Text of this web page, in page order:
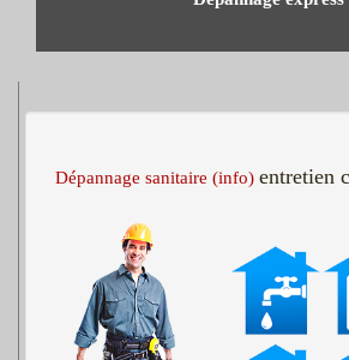
Dépannage sanitaire (info) entretien